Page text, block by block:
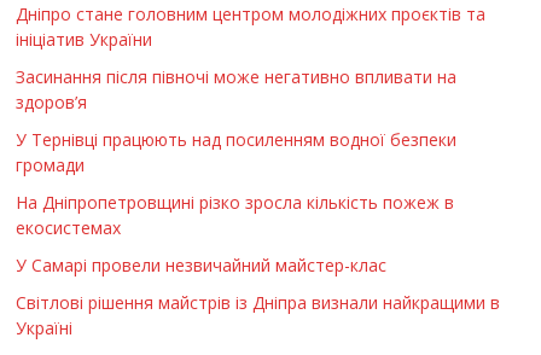
Дніпро стане головним центром молодіжних проєктів та
ініціатив України
Засинання після півночі може негативно впливати на
здоров’я
У Тернівці працюють над посиленням водної безпеки
громади
На Дніпропетровщині різко зросла кількість пожеж в
екосистемах
У Самарі провели незвичайний майстер-клас
Світлові рішення майстрів із Дніпра визнали найкращими в
Україні